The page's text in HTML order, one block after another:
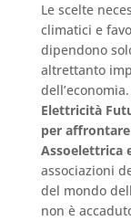
Le scelte
climatici e
dipendono
altrettanto
dell’economia.
Elettricità
per
Assoelettrica
associazioni
del mondo
non è